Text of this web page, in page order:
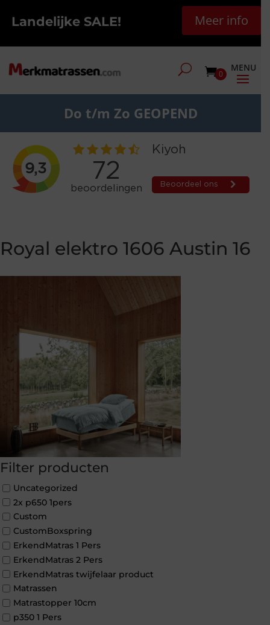
Landelijke SALE! Meer info
0
Do t/m Zo GEOPEND
Royal elektro 1606 Austin 16
Filter producten
Uncategorized
2x p650 1pers
Custom
CustomBoxspring
ErkendMatras 1 Pers
ErkendMatras 2 Pers
ErkendMatras twijfelaar product
Matrassen
Matrastopper 10cm
p350 1 Pers